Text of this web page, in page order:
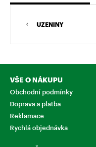
UZENINY
VŠE O NÁKUPU
Obchodní podmínky
Doprava a platba
Reklamace
Rychlá objednávka